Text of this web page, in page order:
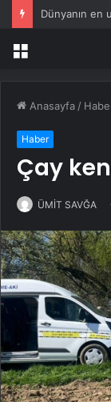
Menü
Anasayfa /
Haber
Çay
ÜMİT SAVĞA